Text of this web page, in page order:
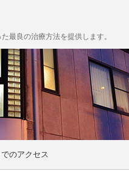
最良の治療方法を提供します。
のアクセス